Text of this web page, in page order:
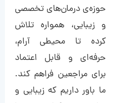
حوزه‌ی درمان‌های تخصصی
و زیبایی، همواره تلاش
کرده تا محیطی آرام،
حرفه‌ای و قابل اعتماد
برای مراجعین فراهم کند.
ما باور داریم که زیبایی و